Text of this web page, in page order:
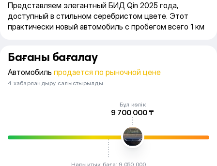
Представляем элегантный БИД Qin 2025 года,
доступный в стильном серебристом цвете. Этот
практически новый автомобиль с пробегом всего 1 км
коробкой передач, обеспечивающей плавность и
экономичность каждой поездки.
Бағаны бағалау
Автомобиль продается по рыночной цене
4 хабарландыру салыстырылды
Нарықтық баға: 9 050 000
Бұл көлік
9 700 000 ₸